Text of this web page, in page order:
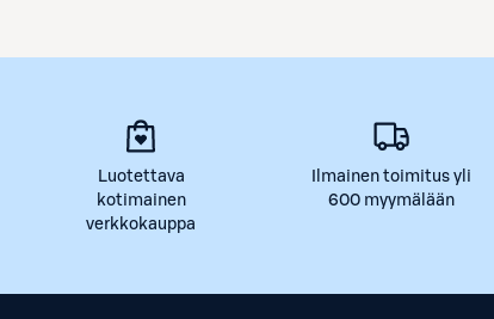
Luotettava
kotimainen
verkkokauppa
Ilmainen toimitus yli
600 myymälään